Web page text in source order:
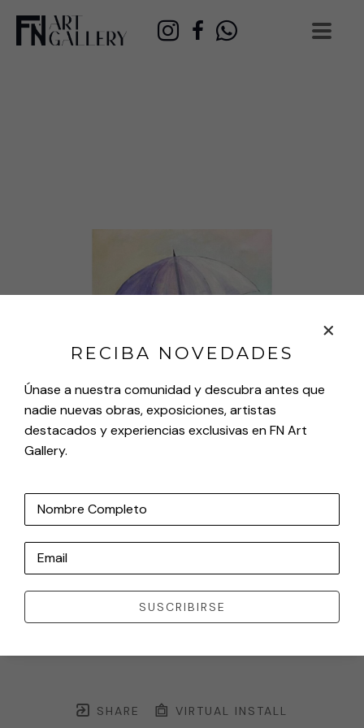
SHARE VIRTUAL INSTALL
RECIBA NOVEDADES
Únase a nuestra comunidad y descubra antes que
nadie nuevas obras, exposiciones, artistas
destacados y experiencias exclusivas en FN Art
Gallery.
Nombre Completo
Email
SUSCRIBIRSE